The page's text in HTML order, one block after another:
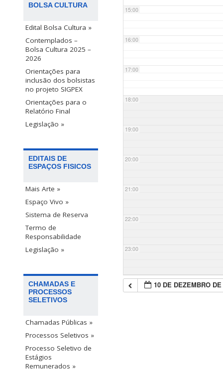
BOLSA CULTURA
Edital Bolsa Cultura »
Contemplados –
Bolsa Cultura 2025 –
2026
Orientações para
inclusão dos bolsistas
no projeto SIGPEX
Orientações para o
Relatório Final
Legislação »
EDITAIS DE
ESPAÇOS FISICOS
Mais Arte »
Espaço Vivo »
Sistema de Reserva
Termo de
Responsabilidade
Legislação »
CHAMADAS E
PROCESSOS
SELETIVOS
Chamadas Públicas »
Processos Seletivos »
Processo Seletivo de
Estágios
Remunerados »
15:00
16:00
17:00
18:00
19:00
20:00
21:00
22:00
23:00
10 DE DEZEMBRO